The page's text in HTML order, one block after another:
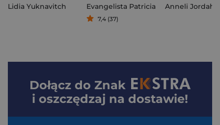
Lidia Yuknavitch
Evangelista Patricia
7,4 (37)
Anneli Jordahl
Dołącz do Znak
i oszczędzaj na dostawie!